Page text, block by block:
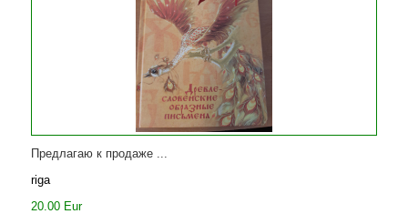
Предлагаю к продаже ...
riga
20.00 Eur